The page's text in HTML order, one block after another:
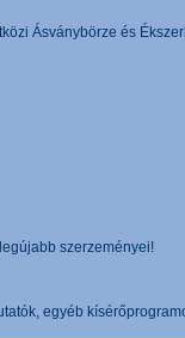
Ásványbörze és
szerzeményei!
egyéb